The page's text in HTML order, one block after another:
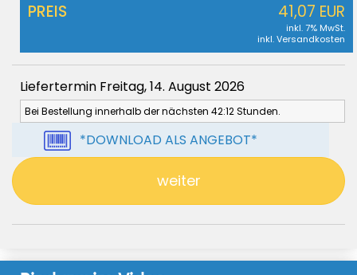
PREIS 41,07 EUR
inkl. 7% MwSt.
inkl. Versandkosten
Liefertermin Freitag, 14. August 2026
Bei Bestellung innerhalb der nächsten 42:12 Stunden.
*DOWNLOAD ALS ANGEBOT*
weiter